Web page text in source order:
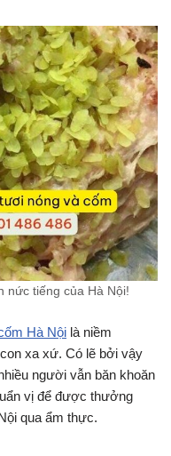
nức tiếng của Hà Nội!
Hà Nội là niềm
xa xứ. Có lẽ bởi vậy
người vẫn băn khoăn
vị để được thưởng
qua ẩm thực.